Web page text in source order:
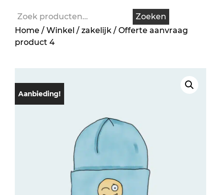
Zoeken
naar:
Zoeken
Home / Winkel / zakelijk / Offerte aanvraag
product 4
Aanbieding!